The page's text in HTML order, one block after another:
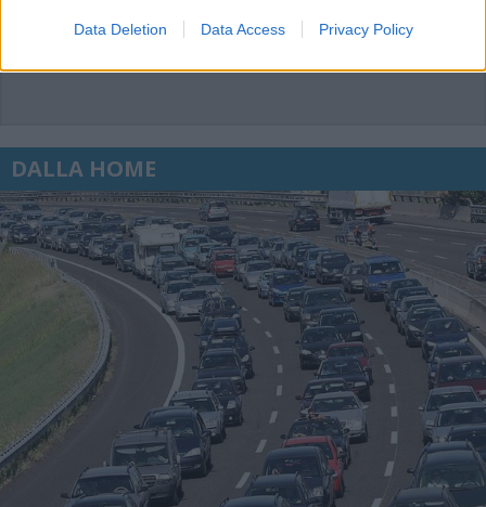
Data Deletion Data Access Privacy Policy
DALLA HOME